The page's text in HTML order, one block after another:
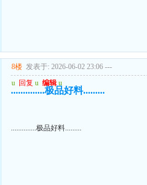
8楼 发表于: 2026-06-02 23:06 ---
u 回复 u 编辑 u
..............极品好料.........
..............极品好料.........